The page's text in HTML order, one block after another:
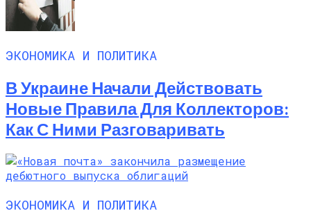
ЭКОНОМИКА И ПОЛИТИКА
В Украине Начали Действовать
Новые Правила Для Коллекторов:
Как С Ними Разговаривать
ЭКОНОМИКА И ПОЛИТИКА